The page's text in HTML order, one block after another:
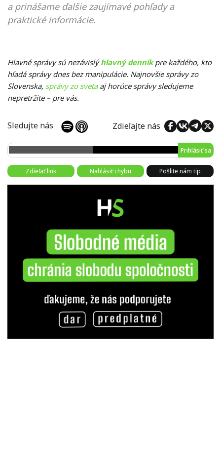
a prinášame ďalšie zaujímavé pohľady a
praktické informácie.
Hlavné správy sú nezávislýhlavný denníkpre každého, kto
hľadá správy dnes bez manipulácie. Najnovšie správy zo
Slovenska, správy zo svetaaj horúce správy sledujeme
nepretržite – pre vás.
Sledujte nás Zdieľajte nás
Prihlásiť sa
Zdieľať link Nahlásiť chybu Pošlite nám tip